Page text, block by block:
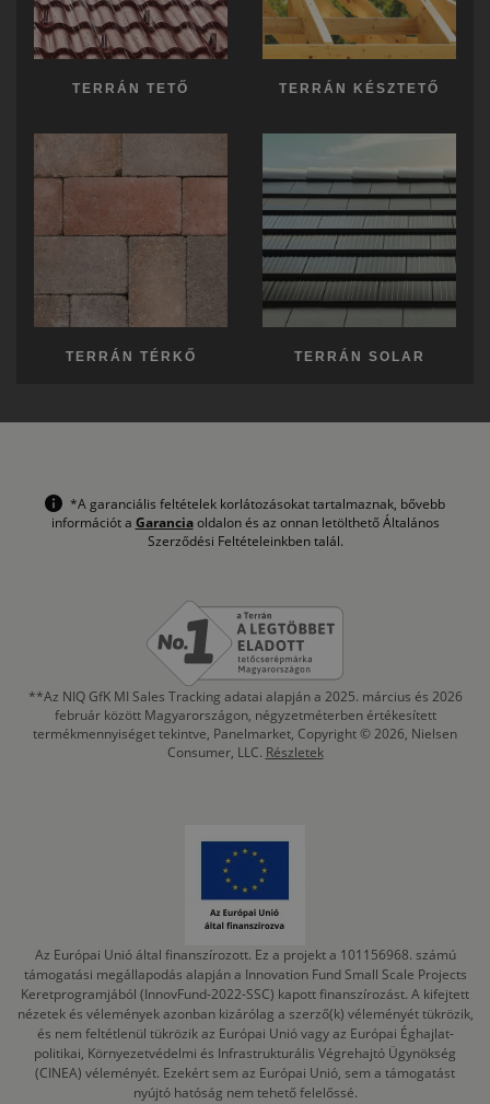
TERRÁN TETŐ TERRÁN KÉSZTETŐ
TERRÁN TÉRKŐ TERRÁN SOLAR
*A garanciális feltételek korlátozásokat tartalmaznak, bővebb
információt a Garanciaoldalon és az onnan letölthető Általános
Szerződési Feltételeinkben talál.
**Az NIQ GfK MI Sales Tracking adatai alapján a 2025. március és 2026
február között Magyarországon, négyzetméterben értékesített
termékmennyiséget tekintve, Panelmarket, Copyright © 2026, Nielsen
Consumer, LLC. Részletek
Az Európai Unió által finanszírozott. Ez a projekt a 101156968. számú
támogatási megállapodás alapján a Innovation Fund Small Scale Projects
Keretprogramjából (InnovFund-2022-SSC) kapott finanszírozást. A kifejtett
nézetek és vélemények azonban kizárólag a szerző(k) véleményét tükrözik,
és nem feltétlenül tükrözik az Európai Unió vagy az Európai Éghajlat-
politikai, Környezetvédelmi és Infrastrukturális Végrehajtó Ügynökség
(CINEA) véleményét. Ezekért sem az Európai Unió, sem a támogatást
nyújtó hatóság nem tehető felelőssé.